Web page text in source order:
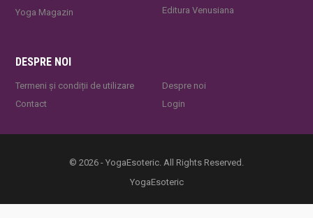
Yoga Magazin
Editura Venusiana
DESPRE NOI
Termeni și condiții de utilizare
Contact
Despre noi
Login
© 2026 - YogaEsoteric. All Rights Reserved.
YogaEsoteric